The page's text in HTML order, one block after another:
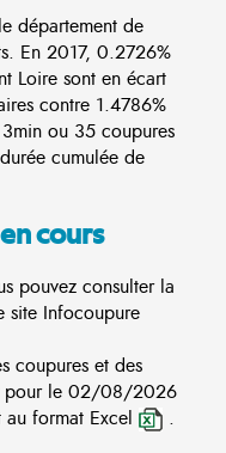
département de
En 2017, 0.2726%
Loire sont en écart
contre 1.4786%
ou 35 coupures
cumulée de
cours
pouvez consulter la
site Infocoupure
coupures et des
pour le 02/08/2026
au format Excel .